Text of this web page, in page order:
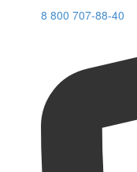
8 800 707-88-40